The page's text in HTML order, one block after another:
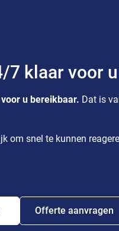
7 klaar voor u
u bereikbaar. Dat is
om snel te kunnen
Offerte aanvragen